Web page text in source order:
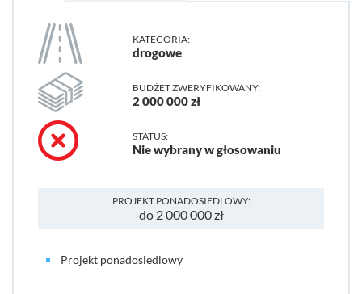
KATEGORIA:
drogowe
BUDŻET ZWERYFIKOWANY:
2 000 000 zł
STATUS:
Nie wybrany w głosowaniu
PROJEKT PONADOSIEDLOWY:
do 2 000 000 zł
Projekt ponadosiedlowy